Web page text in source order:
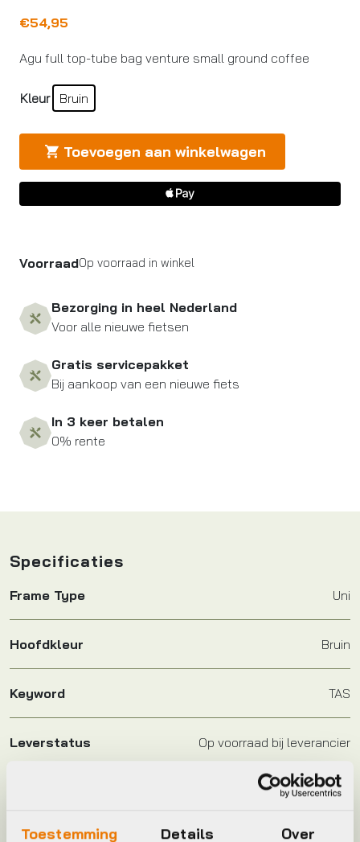
Toestemming Details Over
€54,95
Agu full top-tube bag venture small ground coffee
Kleur Bruin
Toevoegen aan winkelwagen
VoorraadOp voorraad in winkel
Bezorging in heel Nederland
Voor alle nieuwe fietsen
Gratis servicepakket
Bij aankoop van een nieuwe fiets
In 3 keer betalen
0% rente
Specificaties
Frame Type Uni
Hoofdkleur Bruin
Keyword TAS
Leverstatus Op voorraad bij leverancier
full top-tube bag